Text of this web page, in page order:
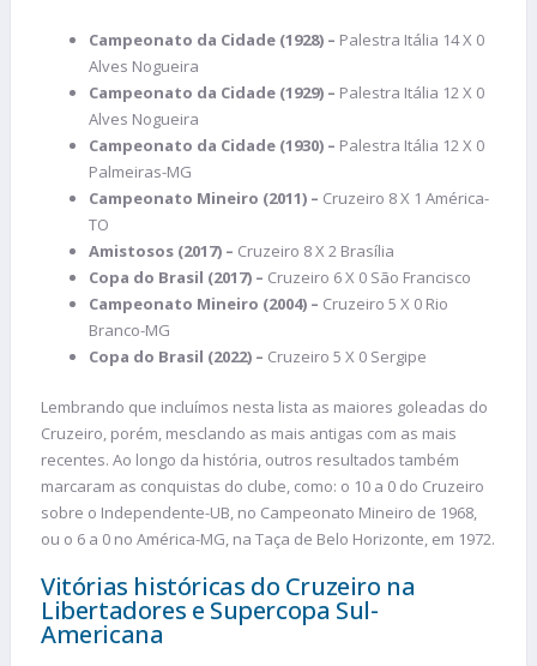
Campeonato da Cidade (1928) – Palestra Itália 14 X 0
Alves Nogueira
Campeonato da Cidade (1929) – Palestra Itália 12 X 0
Alves Nogueira
Campeonato da Cidade (1930) – Palestra Itália 12 X 0
Palmeiras-MG
Campeonato Mineiro (2011) – Cruzeiro 8 X 1 América-
TO
Amistosos (2017) – Cruzeiro 8 X 2 Brasília
Copa do Brasil (2017) – Cruzeiro 6 X 0 São Francisco
Campeonato Mineiro (2004) – Cruzeiro 5 X 0 Rio
Branco-MG
Copa do Brasil (2022) – Cruzeiro 5 X 0 Sergipe
Lembrando que incluímos nesta lista as maiores goleadas do
Cruzeiro, porém, mesclando as mais antigas com as mais
recentes. Ao longo da história, outros resultados também
marcaram as conquistas do clube, como: o 10 a 0 do Cruzeiro
sobre o Independente-UB, no Campeonato Mineiro de 1968,
ou o 6 a 0 no América-MG, na Taça de Belo Horizonte, em 1972.
Vitórias históricas do Cruzeiro na
Libertadores e Supercopa Sul-
Americana